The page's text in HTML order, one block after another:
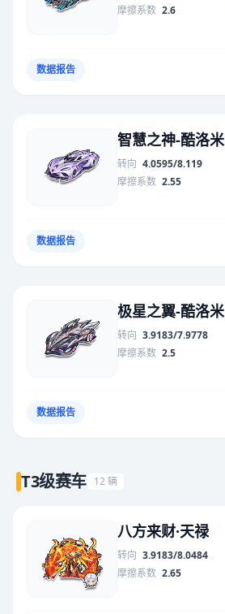
摩擦系数 2.6
数据报告
智慧之神-酷洛米
转向 4.0595/8.119
摩擦系数 2.55
数据报告
极星之翼-酷洛米
转向 3.9183/7.9778
摩擦系数 2.5
数据报告
T3级赛车 12 辆
八方来财·天禄
转向 3.9183/8.0484
摩擦系数 2.65